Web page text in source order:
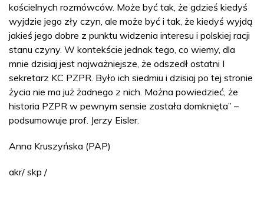
kościelnych rozmówców. Może być tak, że gdzieś kiedyś
wyjdzie jego zły czyn, ale może być i tak, że kiedyś wyjdą
jakieś jego dobre z punktu widzenia interesu i polskiej racji
stanu czyny. W kontekście jednak tego, co wiemy, dla
mnie dzisiaj jest najważniejsze, że odszedł ostatni I
sekretarz KC PZPR. Było ich siedmiu i dzisiaj po tej stronie
życia nie ma już żadnego z nich. Można powiedzieć, że
historia PZPR w pewnym sensie została domknięta” –
podsumowuje prof. Jerzy Eisler.
Anna Kruszyńska (PAP)
akr/ skp /